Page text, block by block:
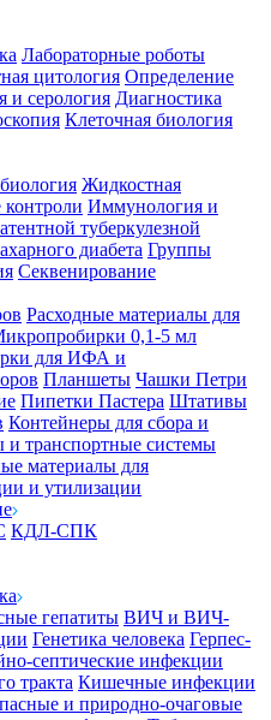
Лабораторные роботы
цитология Определение
и серология Диагностика
Клеточная биология
Жидкостная
Иммунология и
туберкулезной
диабета Группы
Секвенирование
Расходные материалы для
0,1-5 мл
для ИФА и
Планшеты Чашки Петри
Пипетки Пастера Штативы
Контейнеры для сбора и
и транспортные системы
материалы для
и утилизации
КДЛ-СПК
гепатиты ВИЧ и ВИЧ-
Генетика человека Герпес-
септические инфекции
тракта Кишечные инфекции
и природно-очаговые